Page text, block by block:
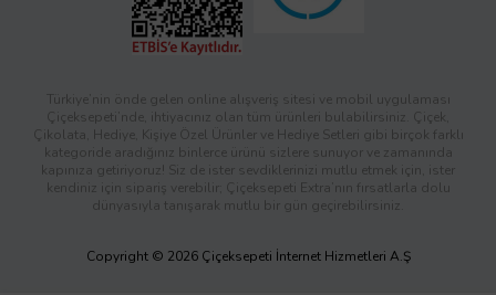
Türkiye’nin önde gelen online alışveriş sitesi ve mobil uygulaması
Çiçeksepeti’nde, ihtiyacınız olan tüm ürünleri bulabilirsiniz. Çiçek,
Çikolata, Hediye, Kişiye Özel Ürünler ve Hediye Setleri gibi birçok farklı
kategoride aradığınız binlerce ürünü sizlere sunuyor ve zamanında
kapınıza getiriyoruz! Siz de ister sevdiklerinizi mutlu etmek için, ister
kendiniz için sipariş verebilir; Çiçeksepeti Extra’nın fırsatlarla dolu
dünyasıyla tanışarak mutlu bir gün geçirebilirsiniz.
Copyright © 2026 Çiçeksepeti İnternet Hizmetleri A.Ş